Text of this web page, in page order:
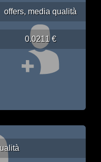
offers, media qualità
0.0211 €